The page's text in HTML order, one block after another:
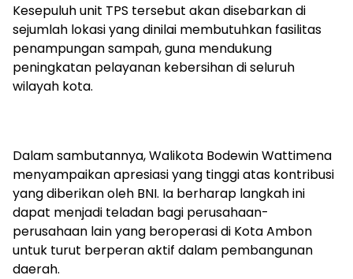
Kesepuluh unit TPS tersebut akan disebarkan di
sejumlah lokasi yang dinilai membutuhkan fasilitas
penampungan sampah, guna mendukung
peningkatan pelayanan kebersihan di seluruh
wilayah kota.
Dalam sambutannya, Walikota Bodewin Wattimena
menyampaikan apresiasi yang tinggi atas kontribusi
yang diberikan oleh BNI. Ia berharap langkah ini
dapat menjadi teladan bagi perusahaan-
perusahaan lain yang beroperasi di Kota Ambon
untuk turut berperan aktif dalam pembangunan
daerah.